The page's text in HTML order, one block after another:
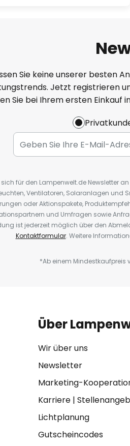
Sie keine unserer besten
Jetzt registrieren
Sie bei Ihrem ersten Einkauf
sich für den Lampenwelt.de Newsletter
Ventilatoren, Solaranlagen und
oder Aktionspakete,
und Umfragen sowie
ist jederzeit möglich über den
Kontaktformular. Weitere
*Ab einem
Über
Wir über uns
Newsletter
Marketing-
Karriere|
Lichtplanung
Gutscheincodes